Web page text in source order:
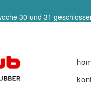
30 und 31